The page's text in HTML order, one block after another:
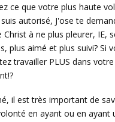
ce que votre plus haute
autorisé, J'ose te
Christ à ne plus pleurer, IE,
plus aimé et plus suivi? Si
travailler PLUS dans votre
il est très important de
en ayant ou en ayant